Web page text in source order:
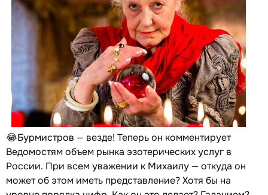
😂Бурмистров — везде! Теперь он комментирует
Ведомостям объем рынка эзотерических услуг в
России. При всем уважении к Михаилу — откуда он
может об этом иметь представление? Хотя бы на